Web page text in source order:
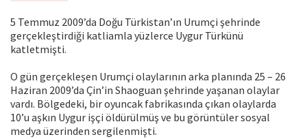
5 Temmuz 2009’da Doğu Türkistan’ın Urumçi şehrinde
gerçekleştirdiği katliamla yüzlerce Uygur Türkünü
katletmişti.
O gün gerçekleşen Urumçi olaylarının arka planında 25 – 26
Haziran 2009’da Çin’in Shaoguan şehrinde yaşanan olaylar
vardı. Bölgedeki, bir oyuncak fabrikasında çıkan olaylarda
10’u aşkın Uygur işçi öldürülmüş ve bu görüntüler sosyal
medya üzerinden sergilenmişti.